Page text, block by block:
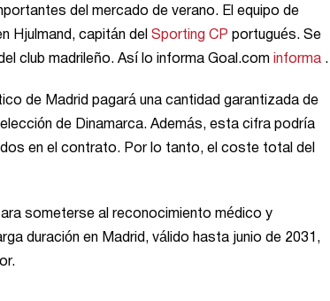
del mercado de verano. El equipo de
Hjulmand, capitán del Sporting CP portugués. Se
club madrileño. Así lo informa Goal.com
informa .
de Madrid pagará una cantidad garantizada de
de Dinamarca. Además, esta cifra podría
en el contrato. Por lo tanto, el coste total del
someterse al reconocimiento médico y
duración en Madrid, válido hasta junio de 2031,